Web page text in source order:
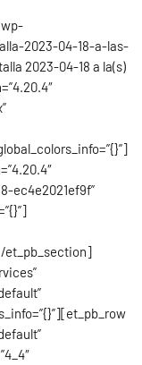
2023-04-18-a-las-
2023-04-18 a la(s)
ec4e2021ef9f”